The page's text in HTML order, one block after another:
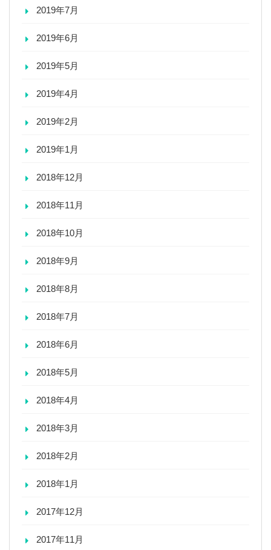
2019年7月
2019年6月
2019年5月
2019年4月
2019年2月
2019年1月
2018年12月
2018年11月
2018年10月
2018年9月
2018年8月
2018年7月
2018年6月
2018年5月
2018年4月
2018年3月
2018年2月
2018年1月
2017年12月
2017年11月